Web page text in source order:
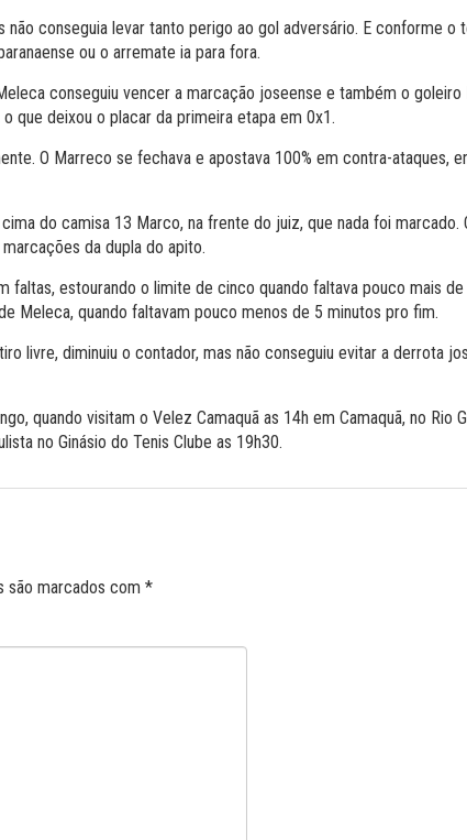
não conseguia levar tanto perigo ao gol adversário. E conforme
ou o arremate ia para fora.
conseguiu vencer a marcação joseense e também o
que deixou o placar da primeira etapa em 0x1.
O Marreco se fechava e apostava 100% em contra-ataques,
do camisa 13 Marco, na frente do juiz, que nada foi
da dupla do apito.
faltas, estourando o limite de cinco quando faltava pouco mais
Meleca, quando faltavam pouco menos de 5 minutos pro fim.
livre, diminuiu o contador, mas não conseguiu evitar a derrota
quando visitam o Velez Camaquã as 14h em Camaquã, no Rio
no Ginásio do Tenis Clube as 19h30.
são marcados com *